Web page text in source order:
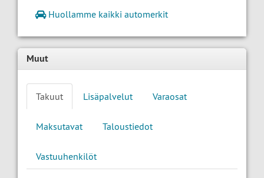
Huollamme kaikki automerkit
Muut
Takuut Lisäpalvelut Varaosat
Maksutavat Taloustiedot
Vastuuhenkilöt